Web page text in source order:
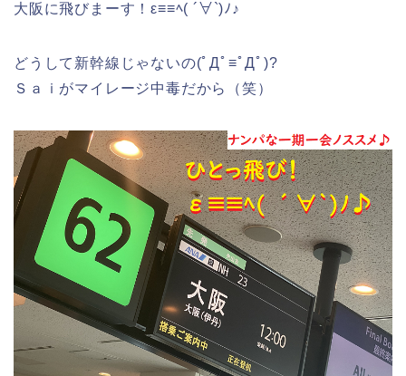
大阪に飛びまーす！ε≡≡ﾍ( ´∀`)ﾉ♪
どうして新幹線じゃないの(ﾟДﾟ≡ﾟДﾟ)?
Ｓａｉがマイレージ中毒だから（笑）